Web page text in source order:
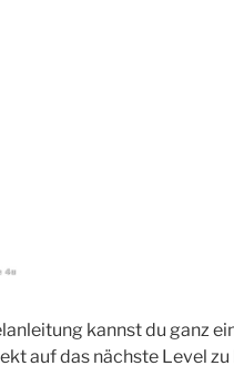
kannst du ganz
auf das nächste Level zu